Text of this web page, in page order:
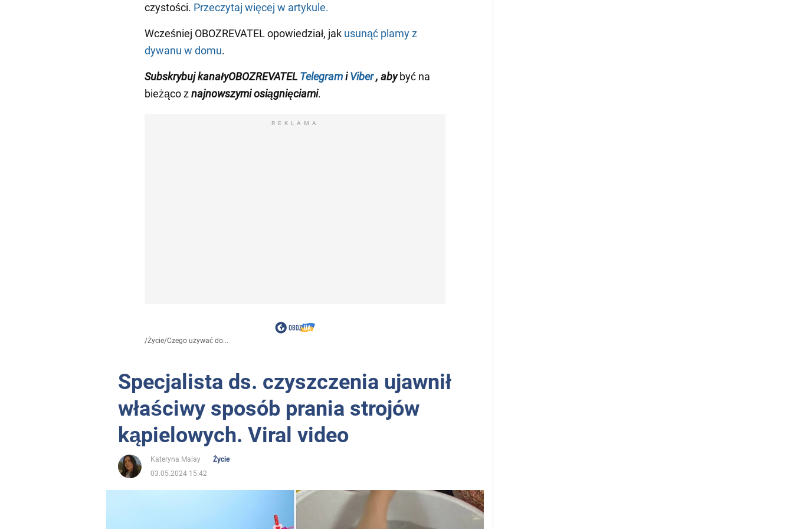
czystości. Przeczytaj więcej w artykule.
Wcześniej OBOZREVATEL opowiedział, jak usunąć plamy z
dywanu w domu.
SubskrybujkanałyOBOZREVATEL TelegramiViber, abybyć na
bieżąco znajnowszymi osiągnięciami.
REKLAMA
/Życie/Czego używać do...
Specjalista ds. czyszczenia ujawnił
właściwy sposób prania strojów
kąpielowych. Viral video
Kateryna Malay
Życie
03.05.2024 15:42